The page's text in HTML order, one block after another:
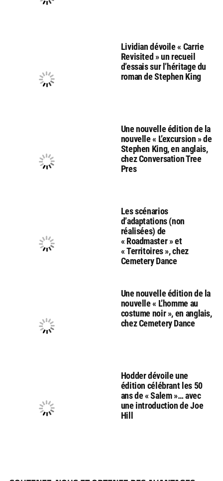
Lividian dévoile « Carrie
Revisited » un recueil
d’essais sur l’héritage du
roman de Stephen King
Une nouvelle édition de la
nouvelle « L’excursion » de
Stephen King, en anglais,
chez Conversation Tree
Pres
Les scénarios
d’adaptations (non
réalisées) de
« Roadmaster » et
« Territoires », chez
Cemetery Dance
Une nouvelle édition de la
nouvelle « L’homme au
costume noir », en anglais,
chez Cemetery Dance
Hodder dévoile une
édition célébrant les 50
ans de « Salem »… avec
une introduction de Joe
Hill